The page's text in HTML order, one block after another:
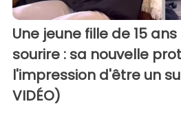
Une jeune fille de 15
sourire : sa nouvelle
l'impression d'être un
VIDÉO)